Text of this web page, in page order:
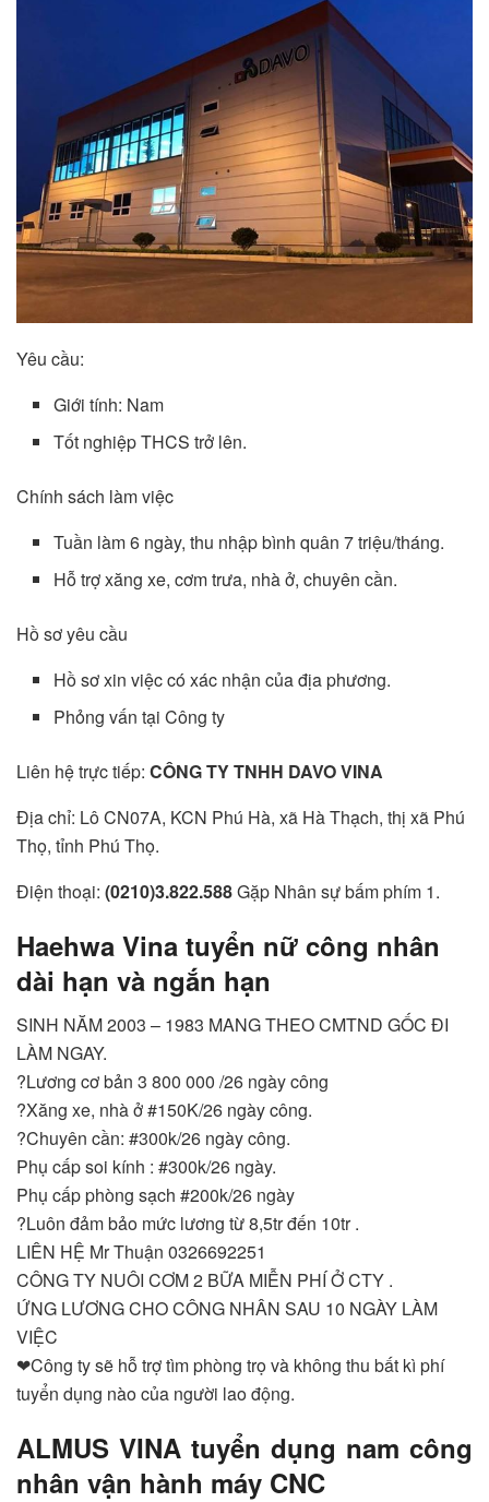
Yêu cầu:
Giới tính: Nam
Tốt nghiệp THCS trở lên.
Chính sách làm việc
Tuần làm 6 ngày, thu nhập bình quân 7 triệu/tháng.
Hỗ trợ xăng xe, cơm trưa, nhà ở, chuyên cần.
Hồ sơ yêu cầu
Hồ sơ xin việc có xác nhận của địa phương.
Phỏng vấn tại Công ty
Liên hệ trực tiếp: CÔNG TY TNHH DAVO VINA
Địa chỉ: Lô CN07A, KCN Phú Hà, xã Hà Thạch, thị xã Phú
Thọ, tỉnh Phú Thọ.
Điện thoại: (0210)3.822.588Gặp Nhân sự bấm phím 1.
Haehwa Vina tuyển nữ công nhân
dài hạn và ngắn hạn
SINH NĂM 2003 – 1983 MANG THEO CMTND GỐC ĐI
LÀM NGAY.
?Lương cơ bản 3 800 000 /26 ngày công
?Xăng xe, nhà ở #150K/26 ngày công.
?Chuyên cần: #300k/26 ngày công.
Phụ cấp soi kính : #300k/26 ngày.
Phụ cấp phòng sạch #200k/26 ngày
?Luôn đảm bảo mức lương từ 8,5tr đến 10tr .
LIÊN HỆ Mr Thuận 0326692251
CÔNG TY NUÔI CƠM 2 BỮA MIỄN PHÍ Ở CTY .
ỨNG LƯƠNG CHO CÔNG NHÂN SAU 10 NGÀY LÀM
VIỆC
❤Công ty sẽ hỗ trợ tìm phòng trọ và không thu bất kì phí
tuyển dụng nào của người lao động.
ALMUS VINA tuyển dụng nam công
nhân vận hành máy CNC